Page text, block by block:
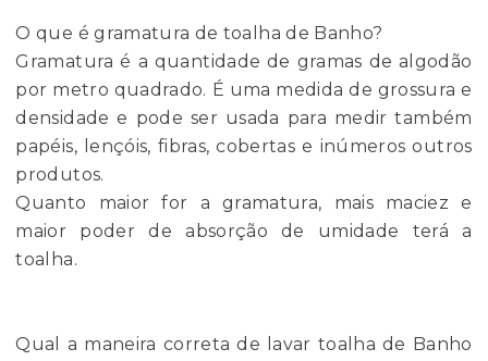
O que é gramatura de toalha de Banho?
Gramatura é a quantidade de gramas de algodão
por metro quadrado. É uma medida de grossura e
densidade e pode ser usada para medir também
papéis, lençóis, fibras, cobertas e inúmeros outros
produtos.
Quanto maior for a gramatura, mais maciez e
maior poder de absorção de umidade terá a
toalha.
Qual a maneira correta de lavar toalha de Banho